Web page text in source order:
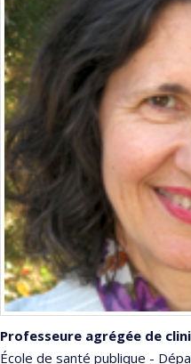
Professeure agrégée de
École de santé publique -